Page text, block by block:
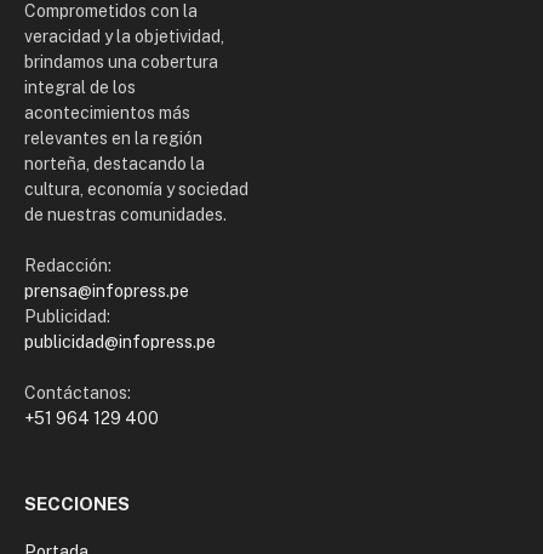
Comprometidos con la
veracidad y la objetividad,
brindamos una cobertura
integral de los
acontecimientos más
relevantes en la región
norteña, destacando la
cultura, economía y sociedad
de nuestras comunidades.
Redacción:
prensa@infopress.pe
Publicidad:
publicidad@infopress.pe
Contáctanos:
+51 964 129 400
SECCIONES